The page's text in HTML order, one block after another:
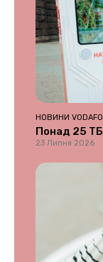
НОВИНИ
Понад 25 ТБ
23 Липня 2026